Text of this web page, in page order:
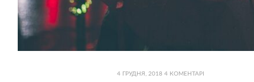
4 ГРУДНЯ, 2018 4 КОМЕНТАРІ